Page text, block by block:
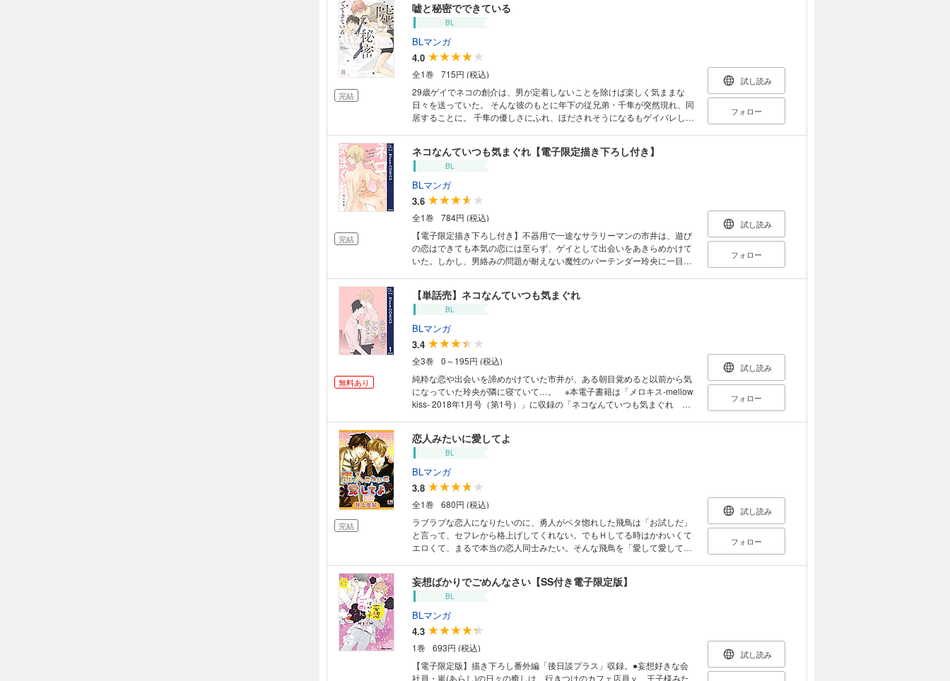
くて、てのひらで淫らに触れてくれ……っ。【本作品は提供元変更・再編
集作品につき、重複購入にご注意下さい】
完結
嘘と秘密でできている
BL
BLマンガ
4.0
全1巻
715円 (税込)
29歳ゲイでネコの創介は、男が定着しないことを除けば楽しく気ままな
日々を送っていた。 そんな彼のもとに年下の従兄弟・千隼が突然現れ、同
居することに。 千隼の優しさにふれ、ほだされそうになるもゲイバレした
て」と迫られてしまう始末…。 豹変する千隼にゲイ嫌いだからだと思って
いたけれど、それにしては態度がおかしくて――？
試し読み
フォロー
完結
ネコなんていつも気まぐれ【電子限定描き下ろし付き】
BL
BLマンガ
3.6
全1巻
784円 (税込)
【電子限定描き下ろし付き】不器用で一途なサラリーマンの市井は、遊び
の恋はできても本気の恋には至らず、ゲイとして出会いをあきらめかけて
いた。しかし、男絡みの問題が耐えない魔性のバーテンダー玲央に一目惚
スタートするが……!? ビッチなネコと不器用リーマンの、波乱含みの恋
が始まる!!（リバあり）
試し読み
フォロー
無料あり
【単話売】ネコなんていつも気まぐれ
BL
BLマンガ
3.4
全3巻
0～195円 (税込)
純粋な恋や出会いを諦めかけていた市井が、ある朝目覚めると以前から気
になっていた玲央が隣に寝ていて…。 ※本電子書籍は「メロキス-mellow
kiss- 2018年1月号（第1号）」に収録の「ネコなんていつも気まぐれ 第
試し読み
フォロー
完結
恋人みたいに愛してよ
BL
BLマンガ
3.8
全1巻
680円 (税込)
ラブラブな恋人になりたいのに、勇人がベタ惚れした飛鳥は「お試しだ」
と言って、セフレから格上げしてくれない。でもＨしてる時はかわいくて
エロくて、まるで本当の恋人同士みたい。そんな飛鳥を「愛して愛してと
試し読み
フォロー
妄想ばかりでごめんなさい【SS付き電子限定版】
BL
BLマンガ
4.3
1巻
693円 (税込)
【電子限定版】描き下ろし番外編「後日談プラス」収録。●妄想好きな会
社員・嵐(あらし)の日々の癒しは、行きつけのカフェ店員ｖ 王子様みた
試し読み